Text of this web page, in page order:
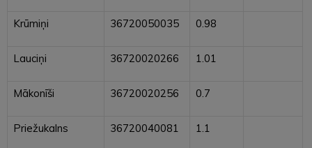
Krūmiņi 36720050035 0.98
Lauciņi 36720020266 1.01
Mākonīši 36720020256 0.7
Priežukalns 36720040081 1.1